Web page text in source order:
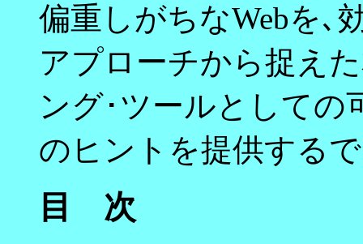
偏重しがちなWebを､
アプローチから捉え
ング･ツールとしての
のヒントを提供する
目 次